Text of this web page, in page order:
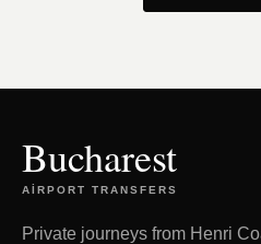
Bucharest
AIRPORT TRANSFERS
Private journeys from Henri